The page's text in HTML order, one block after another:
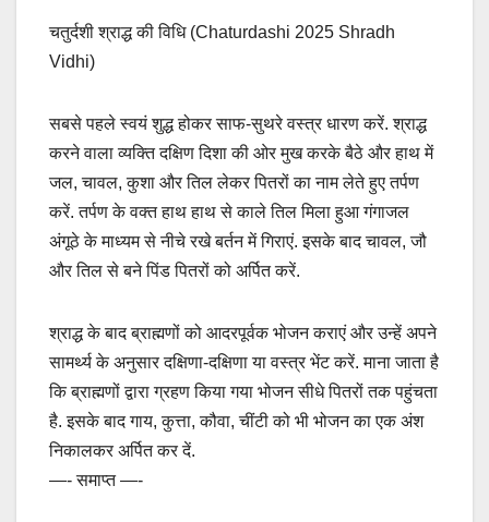
चतुर्दशी श्राद्ध की विधि (Chaturdashi 2025 Shradh
Vidhi)
सबसे पहले स्वयं शुद्ध होकर साफ-सुथरे वस्त्र धारण करें. श्राद्ध
करने वाला व्यक्ति दक्षिण दिशा की ओर मुख करके बैठे और हाथ में
जल, चावल, कुशा और तिल लेकर पितरों का नाम लेते हुए तर्पण
करें. तर्पण के वक्त हाथ हाथ से काले तिल मिला हुआ गंगाजल
अंगूठे के माध्यम से नीचे रखे बर्तन में गिराएं. इसके बाद चावल, जौ
और तिल से बने पिंड पितरों को अर्पित करें.
श्राद्ध के बाद ब्राह्मणों को आदरपूर्वक भोजन कराएं और उन्हें अपने
सामर्थ्य के अनुसार दक्षिणा-दक्षिणा या वस्त्र भेंट करें. माना जाता है
कि ब्राह्मणों द्वारा ग्रहण किया गया भोजन सीधे पितरों तक पहुंचता
है. इसके बाद गाय, कुत्ता, कौवा, चींटी को भी भोजन का एक अंश
निकालकर अर्पित कर दें.
—- समाप्त —-